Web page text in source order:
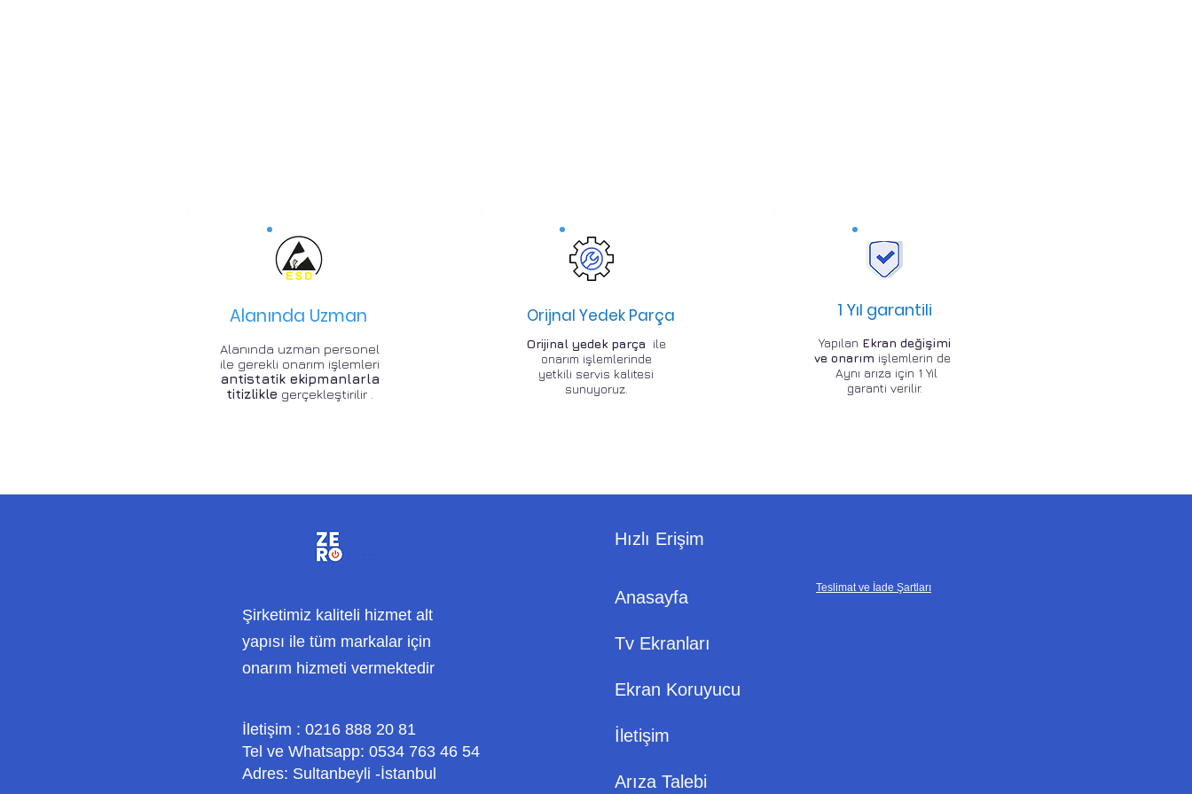
Alanında Uzman
Alanında uzman personel
ile gerekli onarım işlemleri
antistatik ekipmanlarla
titizlikle gerçekleştirilir .
Orijnal Yedek Parça
Orijinal yedek parça ile
onarım işlemlerinde
yetkili servis kalitesi
sunuyoruz.
1 Yıl garantili
Yapılan Ekran değişimi
ve onarım işlemlerin de
Aynı arıza için 1 Yıl
garanti verilir.
Şirketimiz kaliteli hizmet alt
yapısı ile tüm markalar için
onarım hizmeti vermektedir
İletişim : 0216 888 20 81
Tel ve Whatsapp: 0534 763 46 54
Adres: Sultanbeyli -İstanbul
Hızlı Erişim
Anasayfa
Tv Ekranları
Ekran Koruyucu
İletişim
Arıza Talebi
Teslimat ve İade Şartları